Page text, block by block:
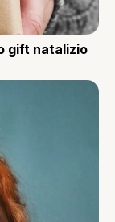
gift natalizio